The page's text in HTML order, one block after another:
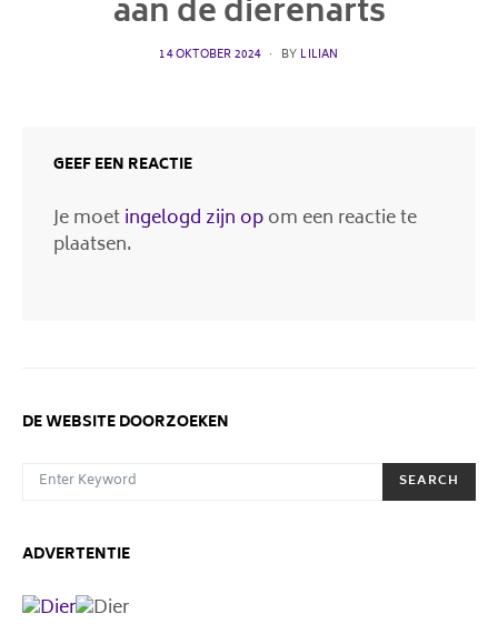
aan de dierenarts
POSTED
14 OKTOBER 2024 BY LILIAN
GEEF EEN REACTIE
Je moetingelogd zijn opom een reactie te
plaatsen.
DE WEBSITE DOORZOEKEN
SEARCH FOR:
SEARCH
ADVERTENTIE